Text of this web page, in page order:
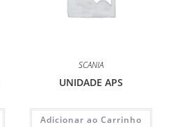
SCANIA
UNIDADE APS
Adicionar ao Carrinho